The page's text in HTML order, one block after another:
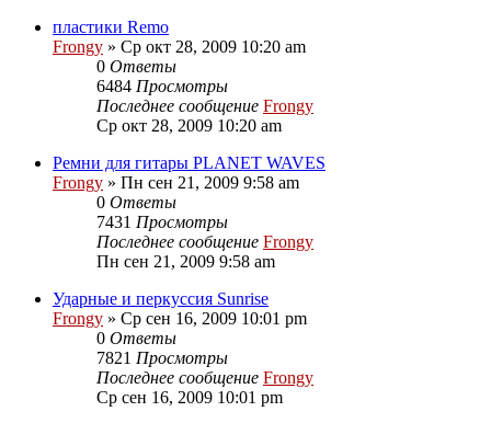
пластики Remo
Frongy » Ср окт 28, 2009 10:20 am
0 Ответы
6484 Просмотры
Последнее сообщение Frongy
Ср окт 28, 2009 10:20 am
Ремни для гитары PLANET WAVES
Frongy » Пн сен 21, 2009 9:58 am
0 Ответы
7431 Просмотры
Последнее сообщение Frongy
Пн сен 21, 2009 9:58 am
Ударные и перкуссия Sunrise
Frongy » Ср сен 16, 2009 10:01 pm
0 Ответы
7821 Просмотры
Последнее сообщение Frongy
Ср сен 16, 2009 10:01 pm